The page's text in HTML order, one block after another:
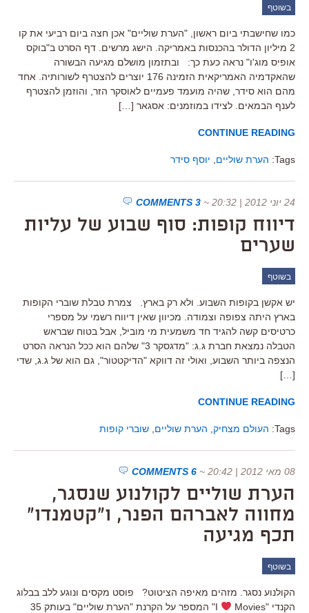
בשוטף
כמו שחישבתי ביום ראשון, "הערת שוליים" אכן חצה ביום רביעי את קו
2 מיליון הדולר בהכנסות באמריקה. הישג מרשים. דף הסרט ב"בוקס
אופיס מוג'ו" נראה כעת כך: ובתזמון מושלם מגיעה הבשורה
שהאקדמיה האמריקאית הזמינה 176 יוצרים להצטרף לשורותיה. אחד
מהם הוא סידר, שהיה מועמד פעמיים לאוסקר הזר, והוזמן להצטרף
לענף הבמאים. לצידו במוזמנים: אסגאר […]
CONTINUE READING
Tags: הערת שוליים יוסף סידר
24 יוני 2012 | 20:32 ~
3 COMMENTS
דיווח קופות: סוף שבוע של עליות
שערים
בשוטף
יש אקשן בקופות השבוע. ולא רק בארץ. צמרת טבלת שוברי הקופות
בארץ היתה צפופה וצמודה. מכיוון שאין דיווח רשמי על מספרי
כרטיסים קשה להגיד חד משמעית מי מוביל, אבל בטוח שבראש
הטבלה נמצאת חברת ג.ג: "מדגסקר 3" שלהם הוא ככל הנראה הסרט
הנצפה ביותר השבוע, ואולי זה דווקא "הדיקטטור", גם הוא של ג.ג, שדי
[…]
CONTINUE READING
Tags: העולם מצחיק הערת שוליים שוברי קופות
08 מאי 2012 | 20:42 ~
6 COMMENTS
הערת שוליים לקולנוע שנסגר,
מחווה לאברהם הפנר, ו"קטמנדו"
תכף מגיעה
בשוטף
הקולנוע נסגר. מזהים מאיפה הציטוט? פוסט מקסים ונוגע ללב בבלוג
הקנדי "I
Movies" המספר על הקרנת "הערת שוליים" בעותק 35